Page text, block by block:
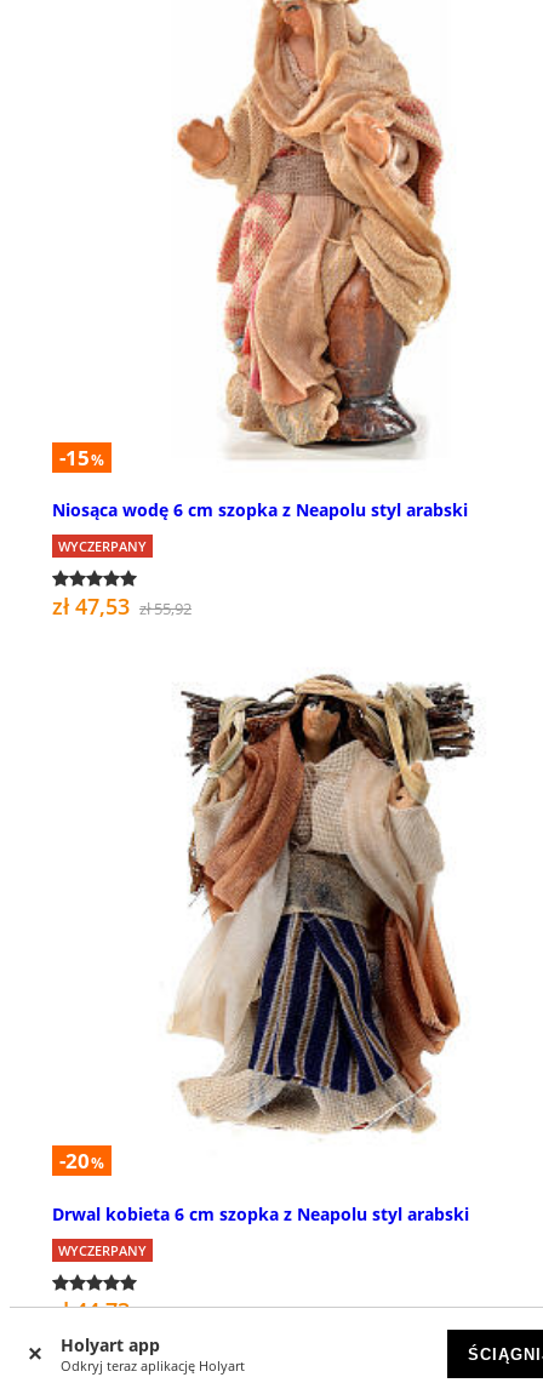
Holyart app
Odkryj teraz aplikację Holyart
-15%
Niosąca wodę 6 cm szopka z Neapolu styl arabski
WYCZERPANY
zł 47,53 zł 55,92
-20%
Drwal kobieta 6 cm szopka z Neapolu styl arabski
WYCZERPANY
zł 44,73 zł 55,92